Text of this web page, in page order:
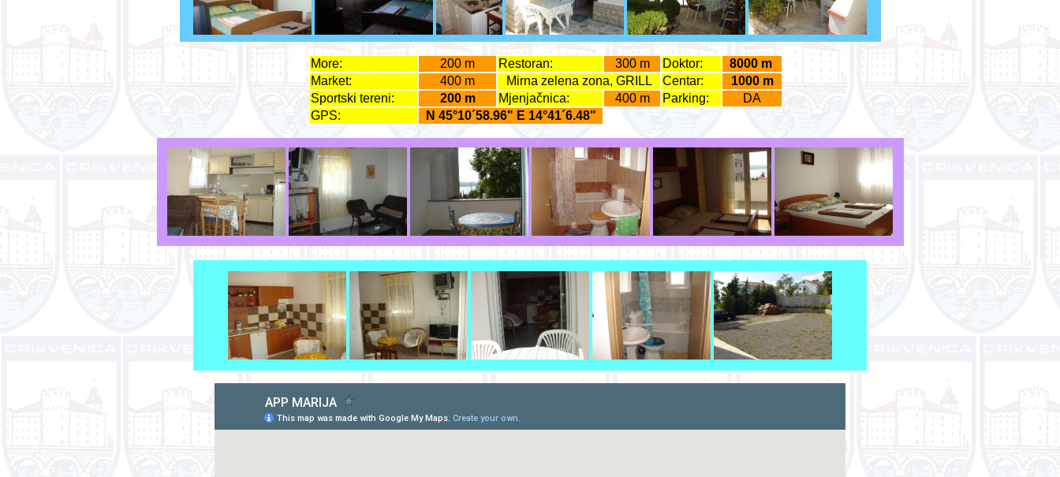
More: 200 m Restoran: 300 m Doktor:
8000 m
Market:
400 m Mirna zelena zona, GRILL Centar:
1000 m
Sportski tereni:
200 m Mjenjačnica: 400 m Parking:
DA
GPS:
N 45°10´58.96" E 14°41´6.48"